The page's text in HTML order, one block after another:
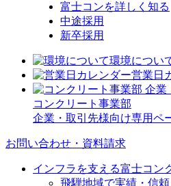
富士コンを詳しく知る
中途採用
新卒採用
環境につい
営業日
コンクリート事業部
企業・取引先様向け専用ペ
お問い合わせ・資料請求
インフラを支える富士コン
飛騨地域で実績・信頼